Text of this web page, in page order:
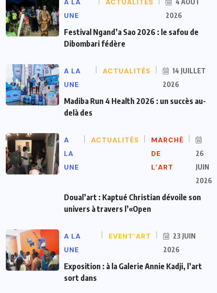
A LA
UNE
ACTUALITÉS
2026
Festival Ngand’a Sao 2026 : le safou de
Dibombari fédère
A LA
UNE
ACTUALITÉS
14 JUILLET
2026
Madiba Run 4 Health 2026 : un succès au-
delà des
A
LA
UNE
ACTUALITÉS
MARCHÉ
DE
L’ART
26
JUIN
2026
Doual’art : Kaptué Christian dévoile son
univers à travers l’«Open
A LA
UNE
EVENT’ART
23 JUIN
2026
Exposition : à la Galerie Annie Kadji, l’art
sort dans